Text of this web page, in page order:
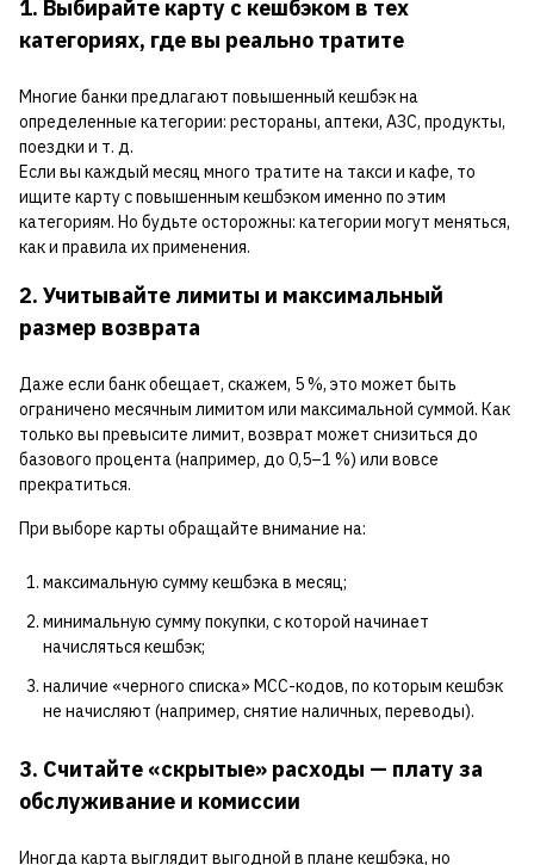
1. Выбирайте карту с кешбэком в тех
категориях, где вы реально тратите
Многие банки предлагают повышенный кешбэк на
определенные категории: рестораны, аптеки, АЗС, продукты,
поездки и т. д.
Если вы каждый месяц много тратите на такси и кафе, то
ищите карту с повышенным кешбэком именно по этим
категориям. Но будьте осторожны: категории могут меняться,
как и правила их применения.
2. Учитывайте лимиты и максимальный
размер возврата
Даже если банк обещает, скажем, 5 %, это может быть
ограничено месячным лимитом или максимальной суммой. Как
только вы превысите лимит, возврат может снизиться до
базового процента (например, до 0,5–1 %) или вовсе
прекратиться.
При выборе карты обращайте внимание на:
максимальную сумму кешбэка в месяц;
минимальную сумму покупки, с которой начинает
начисляться кешбэк;
наличие «черного списка» MCC-кодов, по которым кешбэк
не начисляют (например, снятие наличных, переводы).
3. Считайте «скрытые» расходы — плату за
обслуживание и комиссии
Иногда карта выглядит выгодной в плане кешбэка, но